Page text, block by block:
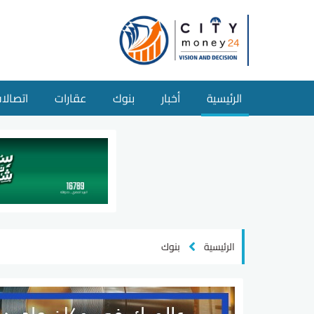
الرئيسية أخبار بنوك عقارات
الرئيسية بنوك